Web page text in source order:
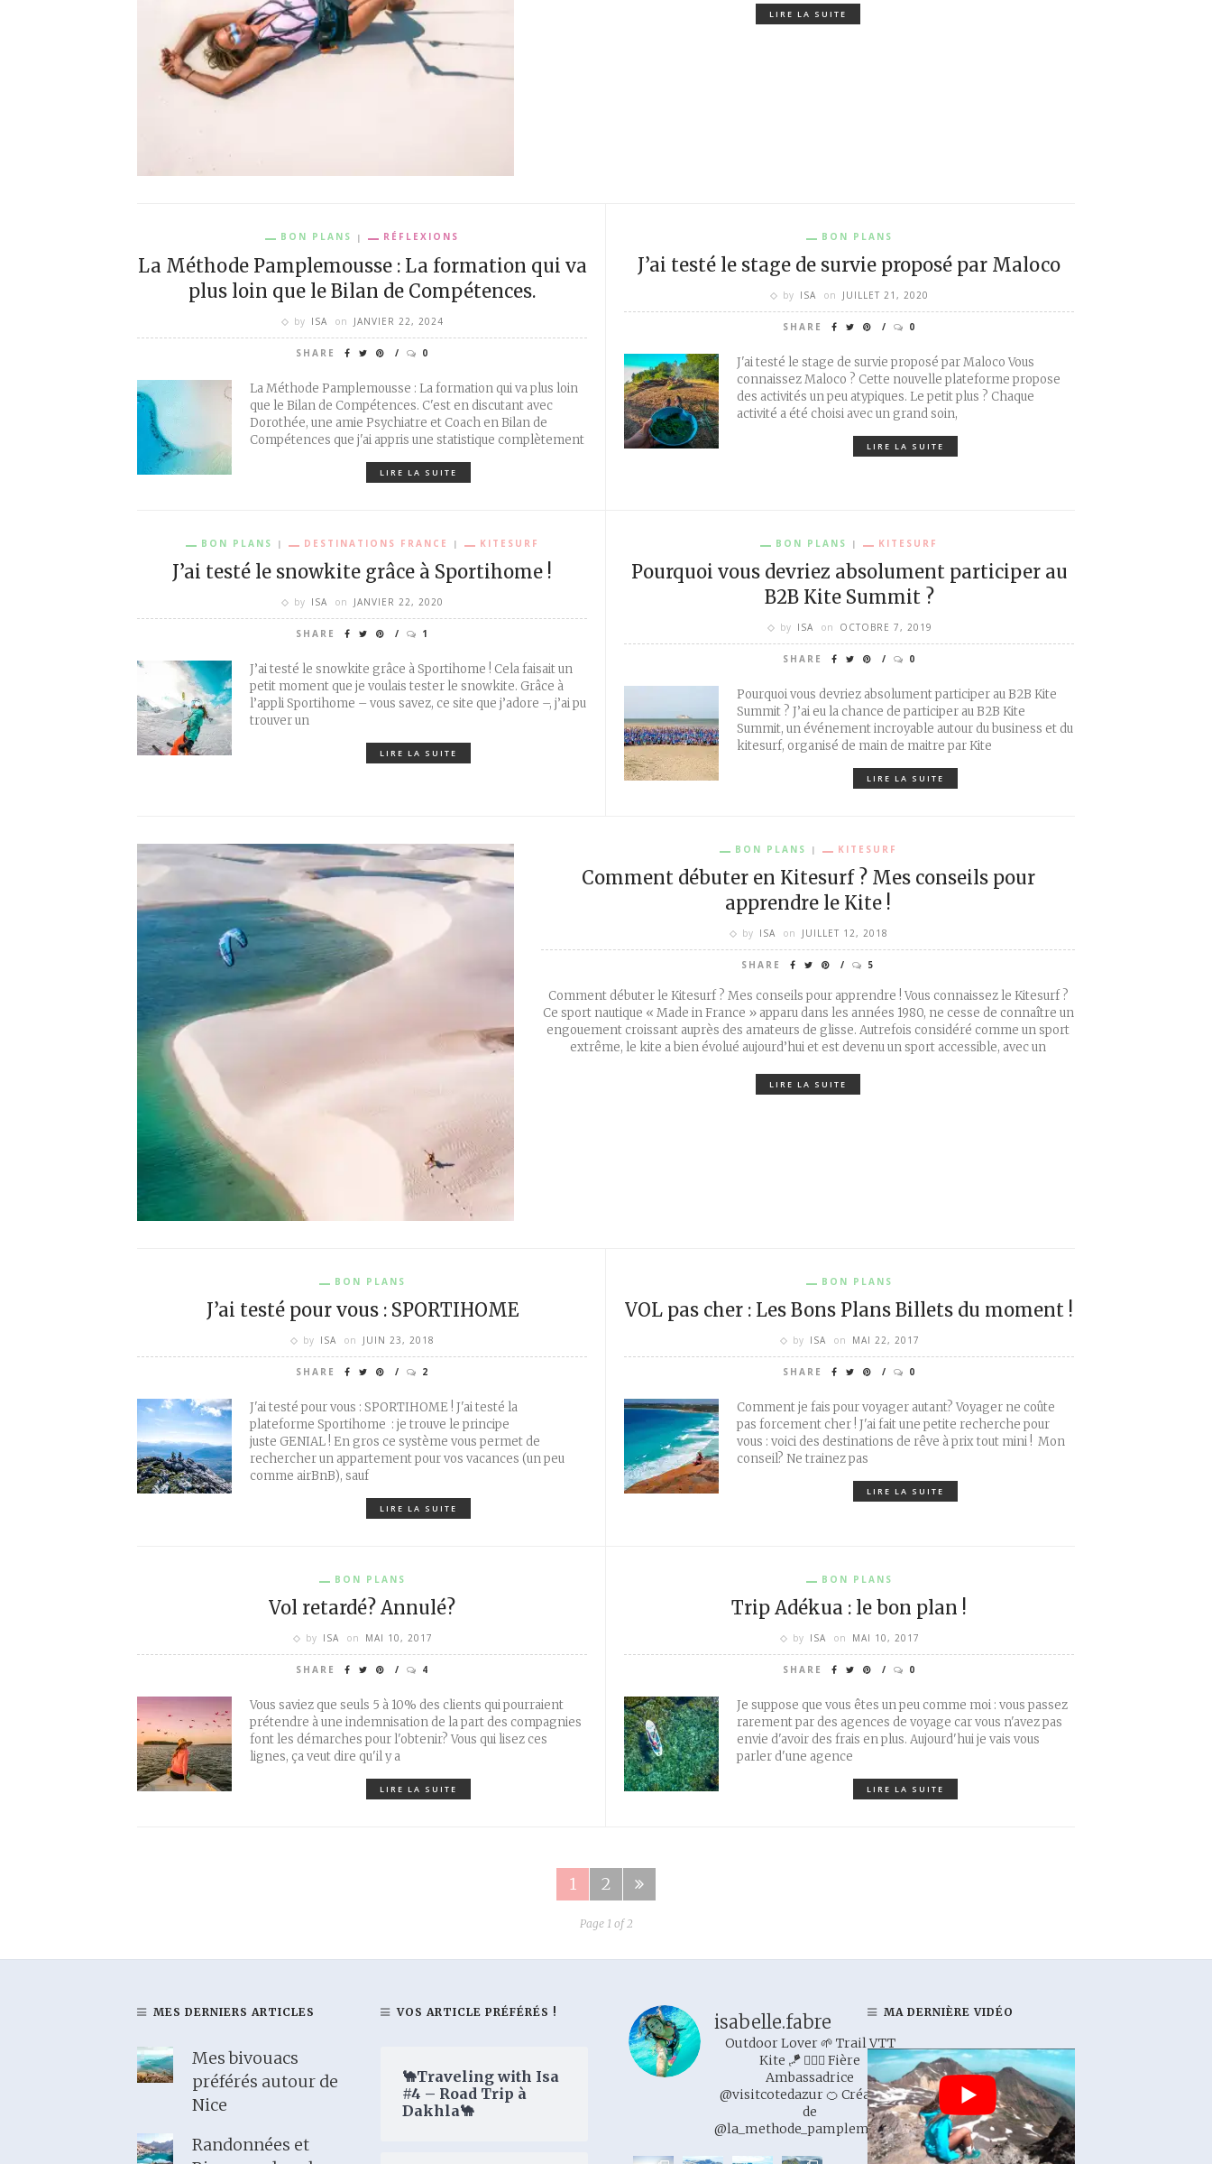
LIRE LA SUITE
BON PLANS RÉFLEXIONS
La Méthode Pamplemousse : La formation qui va
plus loin que le Bilan de Compétences.
by ISA on JANVIER 22, 2024
SHARE 0
La Méthode Pamplemousse : La formation qui va plus loin
que le Bilan de Compétences. C'est en discutant avec
Dorothée, une amie Psychiatre et Coach en Bilan de
Compétences que j'ai appris une statistique complètement
LIRE LA SUITE
BON PLANS
J’ai testé le stage de survie proposé par Maloco
by ISA on JUILLET 21, 2020
SHARE 0
J'ai testé le stage de survie proposé par Maloco Vous
connaissez Maloco ? Cette nouvelle plateforme propose
des activités un peu atypiques. Le petit plus ? Chaque
activité a été choisi avec un grand soin,
LIRE LA SUITE
BON PLANS DESTINATIONS FRANCE KITESURF
J’ai testé le snowkite grâce à Sportihome !
by ISA on JANVIER 22, 2020
SHARE 1
J’ai testé le snowkite grâce à Sportihome ! Cela faisait un
petit moment que je voulais tester le snowkite. Grâce à
l’appli Sportihome – vous savez, ce site que j’adore –, j’ai pu
trouver un
LIRE LA SUITE
BON PLANS KITESURF
Pourquoi vous devriez absolument participer au
B2B Kite Summit ?
by ISA on OCTOBRE 7, 2019
SHARE 0
Pourquoi vous devriez absolument participer au B2B Kite
Summit ? J’ai eu la chance de participer au B2B Kite
Summit, un événement incroyable autour du business et du
kitesurf, organisé de main de maitre par Kite
LIRE LA SUITE
BON PLANS KITESURF
Comment débuter en Kitesurf ? Mes conseils pour
apprendre le Kite !
by ISA on JUILLET 12, 2018
SHARE 5
Comment débuter le Kitesurf ? Mes conseils pour apprendre ! Vous connaissez le Kitesurf ?
Ce sport nautique « Made in France » apparu dans les années 1980, ne cesse de connaître un
engouement croissant auprès des amateurs de glisse. Autrefois considéré comme un sport
extrême, le kite a bien évolué aujourd’hui et est devenu un sport accessible, avec un
LIRE LA SUITE
BON PLANS
J’ai testé pour vous : SPORTIHOME
by ISA on JUIN 23, 2018
SHARE 2
J'ai testé pour vous : SPORTIHOME ! J'ai testé la
plateforme Sportihome : je trouve le principe
juste GENIAL ! En gros ce système vous permet de
rechercher un appartement pour vos vacances (un peu
comme airBnB), sauf
LIRE LA SUITE
BON PLANS
VOL pas cher : Les Bons Plans Billets du moment !
by ISA on MAI 22, 2017
SHARE 0
Comment je fais pour voyager autant? Voyager ne coûte
pas forcement cher ! J'ai fait une petite recherche pour
vous : voici des destinations de rêve à prix tout mini ! Mon
conseil? Ne trainez pas
LIRE LA SUITE
BON PLANS
Vol retardé? Annulé?
by ISA on MAI 10, 2017
SHARE 4
Vous saviez que seuls 5 à 10% des clients qui pourraient
prétendre à une indemnisation de la part des compagnies
font les démarches pour l'obtenir? Vous qui lisez ces
lignes, ça veut dire qu'il y a
LIRE LA SUITE
BON PLANS
Trip Adékua : le bon plan !
by ISA on MAI 10, 2017
SHARE 0
Je suppose que vous êtes un peu comme moi : vous passez
rarement par des agences de voyage car vous n'avez pas
envie d'avoir des frais en plus. Aujourd'hui je vais vous
parler d'une agence
LIRE LA SUITE
1 2
Page 1 of 2
MES DERNIERS ARTICLES
Mes bivouacs
préférés autour de
Nice
Randonnées et
VOS ARTICLE PRÉFÉRÉS !
🐪Traveling with Isa
#4 – Road Trip à
Dakhla🐪
isabelle.fabre
Outdoor Lover 🌱 Trail VTT
Kite 🪁 👱🏻‍♀️ Fière
Ambassadrice
@visitcotedazur🍊 Créatrice
de
@la_methode_pamplemousse
MA DERNIÈRE VIDÉO